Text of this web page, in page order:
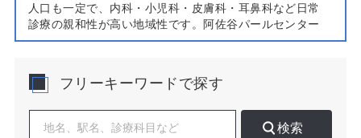
人口も一定で、内科・小児科・皮膚科・耳鼻科など日常
診療の親和性が高い地域性です。阿佐谷パールセンター
側との回遊、区役所・学校・公共施設の近接は健診や予
存医療機関は駅近に分布する一方、青梅街道沿いの視認
性重視立地と住宅街寄りの利便性重視立地で患者層が分
の差別化が効果的です。
フリーキーワードで探す
検索